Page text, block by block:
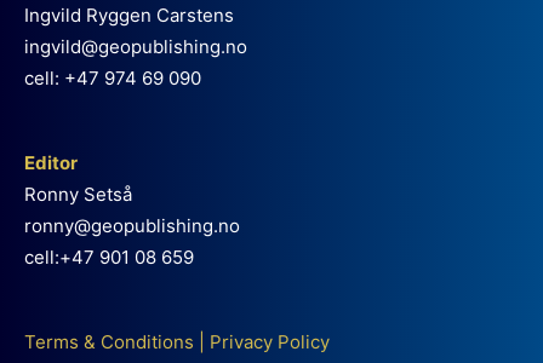
Ingvild Ryggen Carstens
ingvild@geopublishing.no
cell: +47 974 69 090
Editor
Ronny Setså
ronny@geopublishing.no
cell:+47 901 08 659
Terms & Conditions Privacy Policy